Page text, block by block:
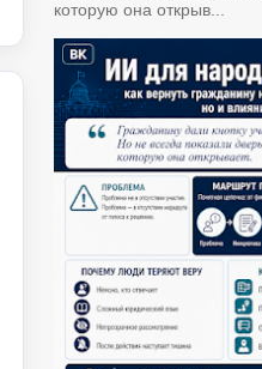
которую она открыв...